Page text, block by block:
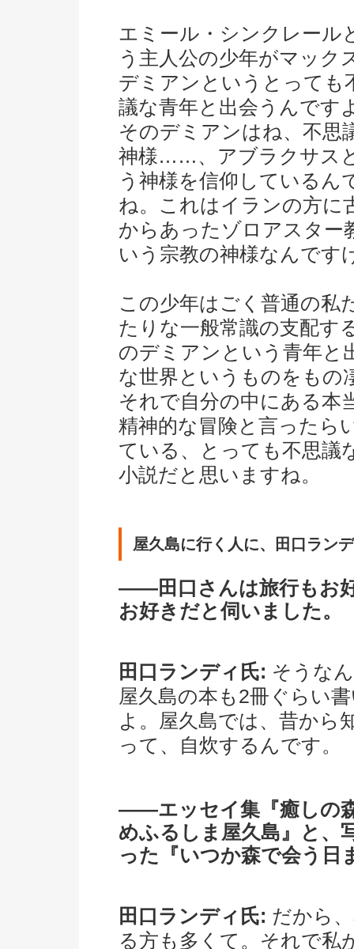
エミール・シンクレール
う主人公の少年がマック
デミアンというとっても
議な青年と出会うんです
そのデミアンはね、不思
神様……、アブラクサス
う神様を信仰しているん
ね。これはイランの方に
からあったゾロアスター
いう宗教の神様なんです
この少年はごく普通の私
たりな一般常識の支配す
のデミアンという青年と
な世界というものをもの
それで自分の中にある本
精神的な冒険と言った
ている、とっても不思議
小説だと思いますね。
屋久島に行く人に、田口ラン
――田口さんは旅行もお
お好きだと伺いました。
田口ランディ氏: そうな
屋久島の本も2冊ぐらい
よ。屋久島では、昔から
って、自炊するんです。
――エッセイ集『癒しの
めふるしま屋久島』と、
った『いつか森で会う日
田口ランディ氏: だから
る方も多くて。それで私